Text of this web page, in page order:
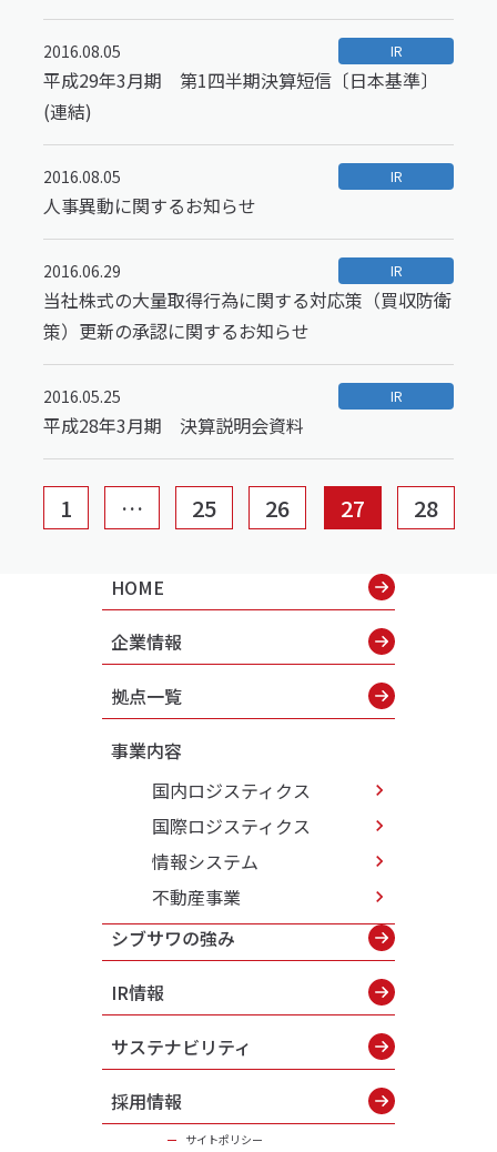
2016.08.05 IR
平成29年3月期 第1四半期決算短信〔日本基準〕
(連結)
2016.08.05 IR
人事異動に関するお知らせ
2016.06.29 IR
当社株式の大量取得行為に関する対応策（買収防衛
策）更新の承認に関するお知らせ
2016.05.25 IR
平成28年3月期 決算説明会資料
1 … 25 26 27 28
HOME
企業情報
拠点一覧
事業内容
国内ロジスティクス
国際ロジスティクス
情報システム
不動産事業
シブサワの強み
IR情報
サステナビリティ
採用情報
サイトポリシー